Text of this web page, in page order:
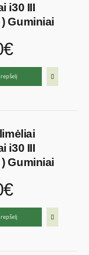
i30 III
Guminiai
i30 III
Guminiai